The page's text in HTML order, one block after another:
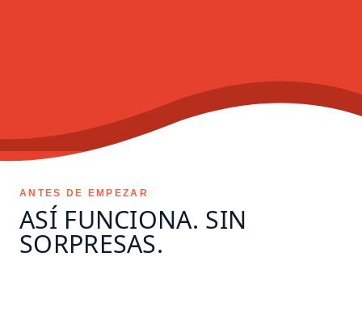
ANTES DE EMPEZAR
ASÍ FUNCIONA. SIN
SORPRESAS.